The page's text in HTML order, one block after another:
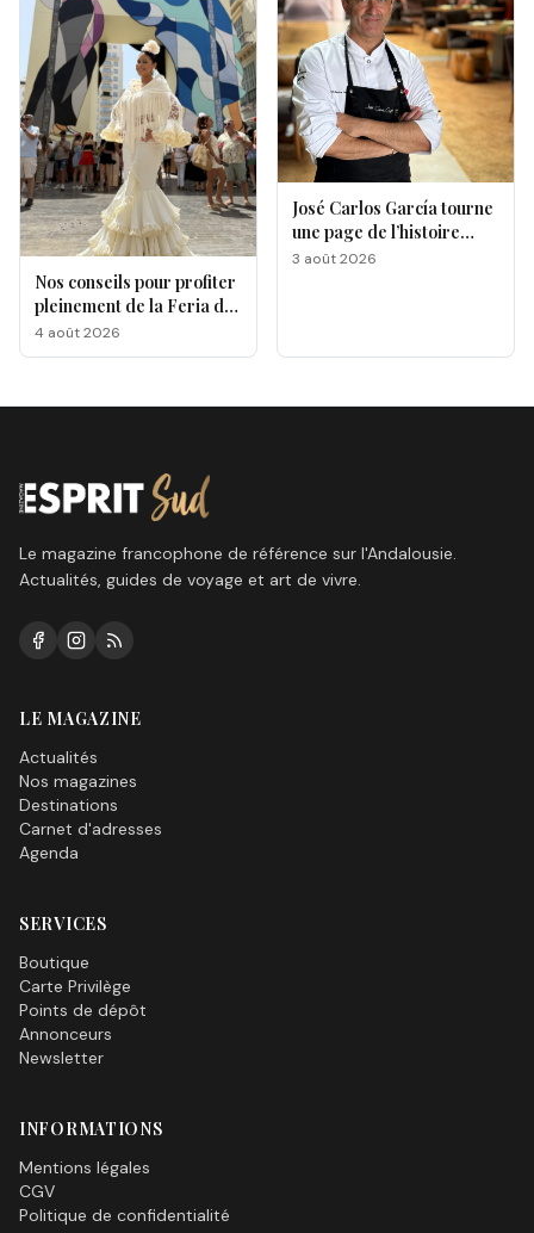
Nos conseils pour profiter
pleinement de la Feria de
Málaga 2026
4 août 2026
José Carlos García tourne
une page de l’histoire
gastronomique de Malaga
3 août 2026
Le magazine francophone de référence sur l'Andalousie.
Actualités, guides de voyage et art de vivre.
LE MAGAZINE
Actualités
Nos magazines
Destinations
Carnet d'adresses
Agenda
SERVICES
Boutique
Carte Privilège
Points de dépôt
Annonceurs
Newsletter
INFORMATIONS
Mentions légales
CGV
Politique de confidentialité